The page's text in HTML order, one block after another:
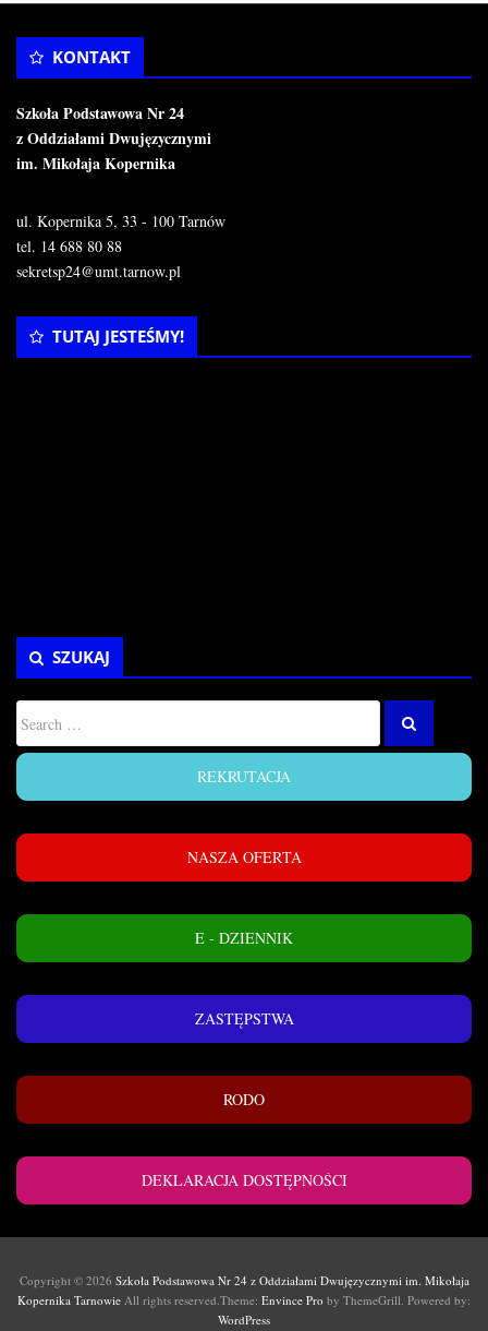
KONTAKT
Szkoła Podstawowa Nr 24
z Oddziałami Dwujęzycznymi
im. Mikołaja Kopernika
ul. Kopernika 5, 33 - 100 Tarnów
tel. 14 688 80 88
sekretsp24@umt.tarnow.pl
TUTAJ JESTEŚMY!
SZUKAJ
REKRUTACJA
NASZA OFERTA
E - DZIENNIK
ZASTĘPSTWA
RODO
DEKLARACJA DOSTĘPNOŚCI
Copyright © 2026 Szkoła Podstawowa Nr 24 z Oddziałami Dwujęzycznymi im. Mikołaja
Kopernika Tarnowie All rights reserved.Theme: Envince Pro by ThemeGrill. Powered by:
WordPress